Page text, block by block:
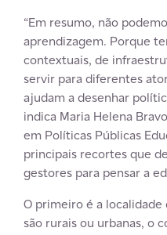
“Em resumo, não
aprendizagem. Porque
contextuais, de
servir para diferentes
ajudam a desenhar
indica Maria Helena
em Políticas Públicas
principais recortes que
gestores para pensar a
O primeiro é a localidade
são rurais ou urbanas, o